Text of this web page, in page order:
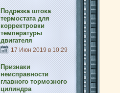
Подрезка штока
термостата для
корректровки
температуры
двигателя
17 Июн 2019 в 10:29
Признаки
неисправности
главного тормозного
цилиндра